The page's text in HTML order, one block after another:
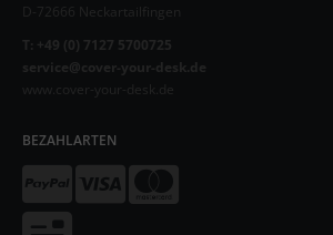
D-72666 Neckartailfingen
T: +49 (0) 7127 5700725
service@cover-your-desk.de
www.cover-your-desk.de
BEZAHLARTEN